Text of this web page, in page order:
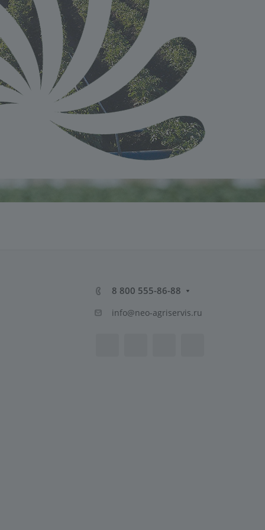
8 800 555-86-88
info@neo-agriservis.ru